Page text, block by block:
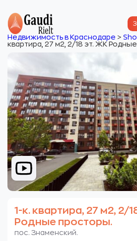
Недвижимость в Краснодаре >
квартира, 27 м2, 2/18 эт. ЖК
1-к. квартира, 27 м2, 2/
Родные просторы.
пос. Знаменский.